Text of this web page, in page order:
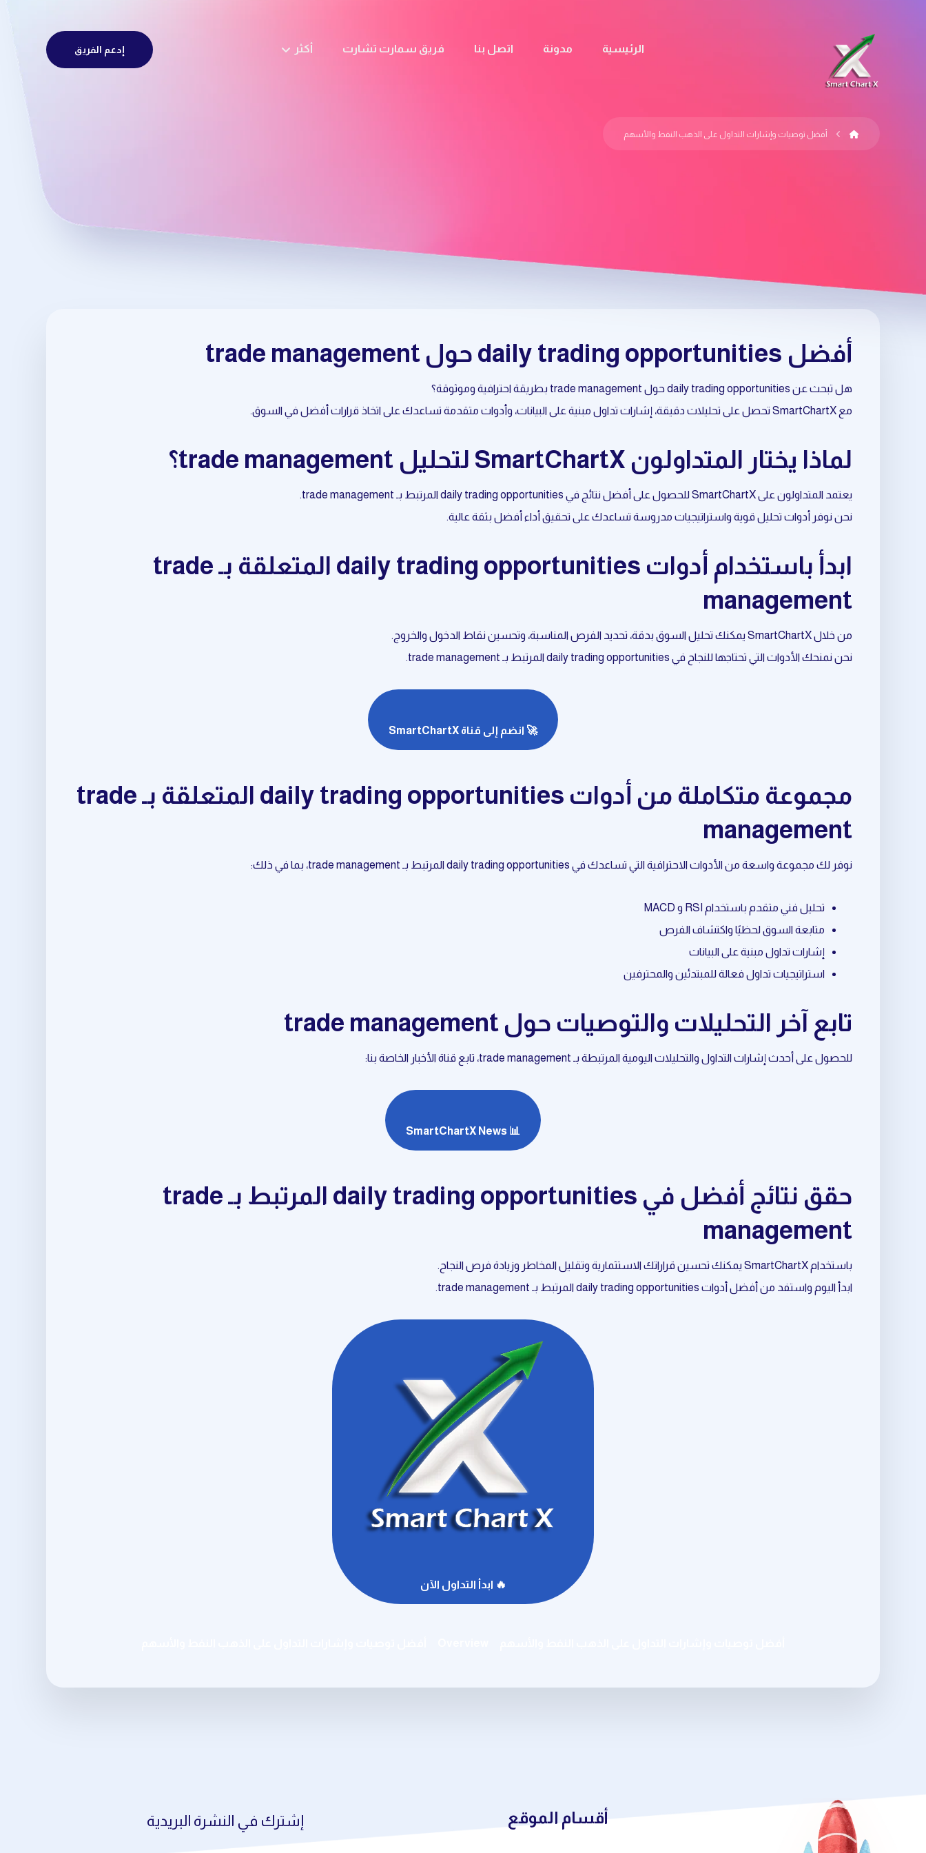
الرئيسية مدونة اتصل بنا فريق سمارت تشارت أكثر إدعم الفريق
أفضل توصيات وإشارات التداول على الذهب النفط والأسهم
أفضل daily trading opportunities حول trade management
هل تبحث عن daily trading opportunities حول trade management بطريقة احترافية وموثوقة؟
مع SmartChartX تحصل على تحليلات دقيقة، إشارات تداول مبنية على البيانات، وأدوات متقدمة تساعدك على اتخاذ قرارات أفضل في السوق.
لماذا يختار المتداولون SmartChartX لتحليل trade management؟
يعتمد المتداولون على SmartChartX للحصول على أفضل نتائج في daily trading opportunities المرتبط بـ trade management.
نحن نوفر أدوات تحليل قوية واستراتيجيات مدروسة تساعدك على تحقيق أداء أفضل بثقة عالية.
ابدأ باستخدام أدوات daily trading opportunities المتعلقة بـ trade
management
من خلال SmartChartX يمكنك تحليل السوق بدقة، تحديد الفرص المناسبة، وتحسين نقاط الدخول والخروج.
نحن نمنحك الأدوات التي تحتاجها للنجاح في daily trading opportunities المرتبط بـ trade management.
🚀 انضم إلى قناة SmartChartX
مجموعة متكاملة من أدوات daily trading opportunities المتعلقة بـ trade
management
نوفر لك مجموعة واسعة من الأدوات الاحترافية التي تساعدك في daily trading opportunities المرتبط بـ trade management، بما في ذلك:
تحليل فني متقدم باستخدام RSI و MACD
متابعة السوق لحظيًا واكتشاف الفرص
إشارات تداول مبنية على البيانات
استراتيجيات تداول فعالة للمبتدئين والمحترفين
تابع آخر التحليلات والتوصيات حول trade management
للحصول على أحدث إشارات التداول والتحليلات اليومية المرتبطة بـ trade management، تابع قناة الأخبار الخاصة بنا:
📊 SmartChartX News
حقق نتائج أفضل في daily trading opportunities المرتبط بـ trade
management
باستخدام SmartChartX يمكنك تحسين قراراتك الاستثمارية وتقليل المخاطر وزيادة فرص النجاح.
ابدأ اليوم واستفد من أفضل أدوات daily trading opportunities المرتبط بـ trade management.
🔥 ابدأ التداول الآن
أقسام الموقع إشترك في النشرة البريدية